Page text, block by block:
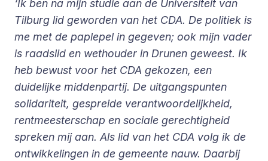
‘Ik ben na mijn studie aan de Universiteit van
Tilburg lid geworden van het CDA. De politiek is
me met de paplepel in gegeven; ook mijn vader
is raadslid en wethouder in Drunen geweest. Ik
heb bewust voor het CDA gekozen, een
duidelijke middenpartij. De uitgangspunten
solidariteit, gespreide verantwoordelijkheid,
rentmeesterschap en sociale gerechtigheid
spreken mij aan. Als lid van het CDA volg ik de
ontwikkelingen in de gemeente nauw. Daarbij